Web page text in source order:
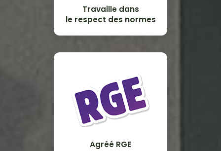
Travaille dans
le respect des normes
Agréé RGE